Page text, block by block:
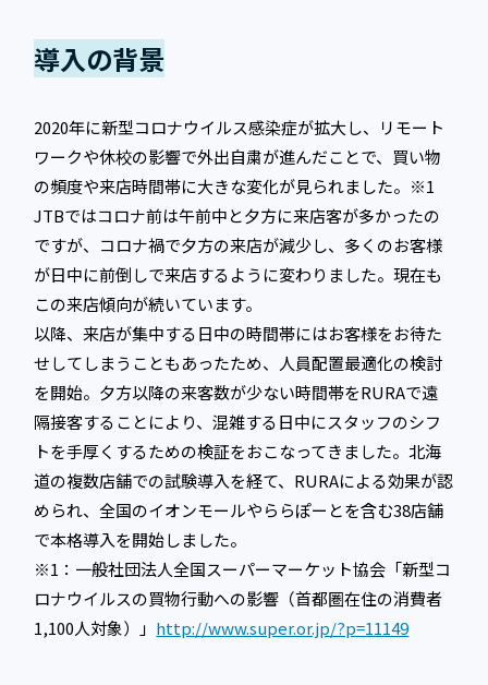
導入の背景
2020年に新型コロナウイルス感染症が拡大し、リモート
ワークや休校の影響で外出自粛が進んだことで、買い物
の頻度や来店時間帯に大きな変化が見られました。※1
JTBではコロナ前は午前中と夕方に来店客が多かったの
ですが、コロナ禍で夕方の来店が減少し、多くのお客様
が日中に前倒しで来店するように変わりました。現在も
この来店傾向が続いています。
以降、来店が集中する日中の時間帯にはお客様をお待た
せしてしまうこともあったため、人員配置最適化の検討
を開始。夕方以降の来客数が少ない時間帯をRURAで遠
隔接客することにより、混雑する日中にスタッフのシフ
トを手厚くするための検証をおこなってきました。北海
道の複数店舗での試験導入を経て、RURAによる効果が認
められ、全国のイオンモールやららぽーとを含む38店舗
で本格導入を開始しました。
※1：一般社団法人全国スーパーマーケット協会「新型コ
ロナウイルスの買物行動への影響（首都圏在住の消費者
1,100人対象）」 http://www.super.or.jp/?p=11149